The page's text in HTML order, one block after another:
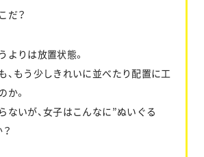
だ？
よりは放置状態。
、もう少しきれいに並べたり配置に工
か。
ないが、女子はこんなに”ぬいぐる